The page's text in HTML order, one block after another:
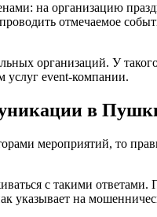
на организацию
отмечаемое
организаций. У
услуг event-компании.
в
мероприятий, то
с такими ответами.
указывает на